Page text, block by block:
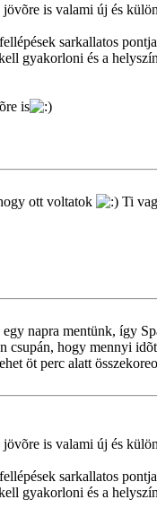
is valami új és
sarkallatos
gyakorloni és a
is
ott voltatok Ti
napra mentünk, így
hogy mennyi
öt perc alatt
is valami új és
sarkallatos
gyakorloni és a